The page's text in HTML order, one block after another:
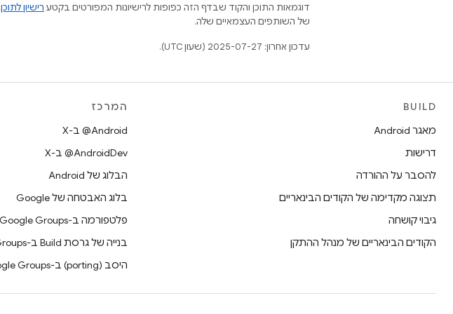
דוגמאות התוכן והקוד שבדף הזה כפופות לרישיונות המפורטים בקטע רישיון לתוכן
של השותפים העצמאיים שלה.
עדכון אחרון: 2025-07-27 (שעון UTC).
BUILD
מאגר Android
דרישות
להסבר על ההורדה
תצוגה מקדימה של הקודים הבינאריים
גיבוי קושחה
הקודים הבינאריים של מנהל ההתקן
המרכז
‫‎@Android ב-X
‫‎@AndroidDev ב-X
הבלוג של Android
בלוג האבטחה של Google
פלטפורמה ב-Google Groups
בנייה של גרסת Build ב-Google Groups
היסב (porting) ב-Google Groups